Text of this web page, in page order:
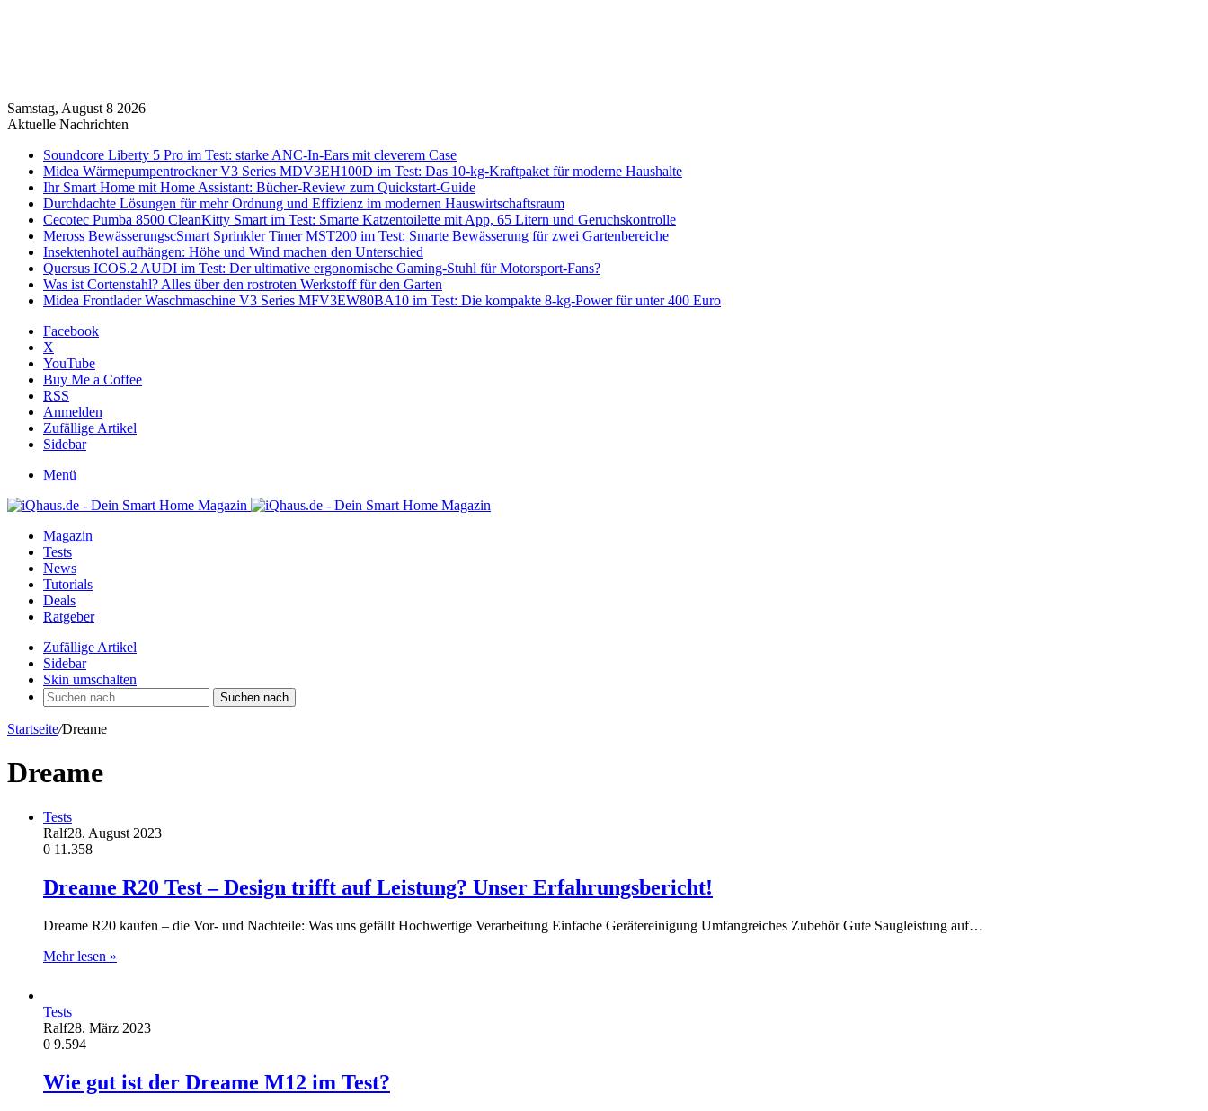
Samstag, August 8 2026
Aktuelle Nachrichten
Soundcore Liberty 5 Pro im Test: starke ANC-In-Ears mit cleverem Case
Midea Wärmepumpentrockner V3 Series MDV3EH100D im Test: Das 10-kg-Kraftpaket für moderne Haushalte
Ihr Smart Home mit Home Assistant: Bücher-Review zum Quickstart-Guide
Durchdachte Lösungen für mehr Ordnung und Effizienz im modernen Hauswirtschaftsraum
Cecotec Pumba 8500 CleanKitty Smart im Test: Smarte Katzentoilette mit App, 65 Litern und Geruchskontrolle
Meross BewässerungscSmart Sprinkler Timer MST200 im Test: Smarte Bewässerung für zwei Gartenbereiche
Insektenhotel aufhängen: Höhe und Wind machen den Unterschied
Quersus ICOS.2 AUDI im Test: Der ultimative ergonomische Gaming-Stuhl für Motorsport-Fans?
Was ist Cortenstahl? Alles über den rostroten Werkstoff für den Garten
Midea Frontlader Waschmaschine V3 Series MFV3EW80BA10 im Test: Die kompakte 8-kg-Power für unter 400 Euro
Facebook
X
YouTube
Buy Me a Coffee
RSS
Anmelden
Zufällige Artikel
Sidebar
Menü
Magazin
Tests
News
Tutorials
Deals
Ratgeber
Zufällige Artikel
Sidebar
Skin umschalten
Suchen nach
Startseite/Dreame
Dreame
Tests
Ralf28. August 2023
0 11.358
Dreame R20 Test – Design trifft auf Leistung? Unser Erfahrungsbericht!
Dreame R20 kaufen – die Vor- und Nachteile: Was uns gefällt Hochwertige Verarbeitung Einfache Gerätereinigung Umfangreiches Zubehör Gute Saugleistung auf…
Mehr lesen »
Tests
Ralf28. März 2023
0 9.594
Wie gut ist der Dreame M12 im Test?